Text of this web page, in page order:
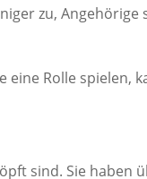
zu, Angehörige
Rolle spielen,
sind. Sie haben